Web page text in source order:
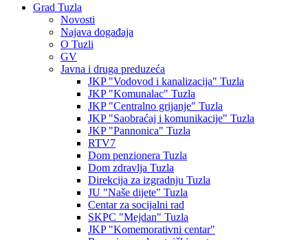
Grad Tuzla
Novosti
Najava događaja
O Tuzli
GV
Javna i druga preduzeća
JKP "Vodovod i kanalizacija" Tuzla
JKP "Komunalac" Tuzla
JKP "Centralno grijanje" Tuzla
JKP "Saobraćaj i komunikacije" Tuzla
JKP "Pannonica" Tuzla
RTV7
Dom penzionera Tuzla
Dom zdravlja Tuzla
Direkcija za izgradnju Tuzla
JU "Naše dijete" Tuzla
Centar za socijalni rad
SKPC "Mejdan" Tuzla
JKP "Komemorativni centar"